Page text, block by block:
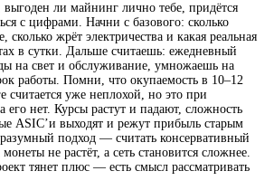
выгоден ли майнинг лично тебе, придётся
с цифрами. Начни с базового: сколько
сколько жрёт электричества и какая реальная
в сутки. Дальше считаешь: ежедневный
на свет и обслуживание, умножаешь на
работы. Помни, что окупаемость в 10–12
считается уже неплохой, но это при
его нет. Курсы растут и падают, сложность
ASIC’и выходят и режут прибыль старым
подход — считать консервативный
не растёт, а сеть становится сложнее.
тянет плюс — есть смысл рассматривать